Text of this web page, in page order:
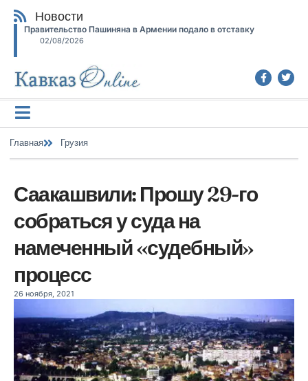
Новости
Правительство Пашиняна в Армении подало в отставку
02/08/2026
Главная Грузия
Саакашвили: Прошу 29-го
собраться у суда на
намеченный «судебный»
процесс
26 ноября, 2021